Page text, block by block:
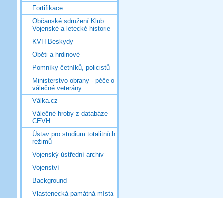
Fortifikace
Občanské sdružení Klub
Vojenské a letecké historie
KVH Beskydy
Oběti a hrdinové
Pomníky četníků, policistů
Ministerstvo obrany - péče o
válečné veterány
Válka.cz
Válečné hroby z databáze
CEVH
Ústav pro studium totalitních
režimů
Vojenský ústřední archiv
Vojenství
Background
Vlastenecká památná místa